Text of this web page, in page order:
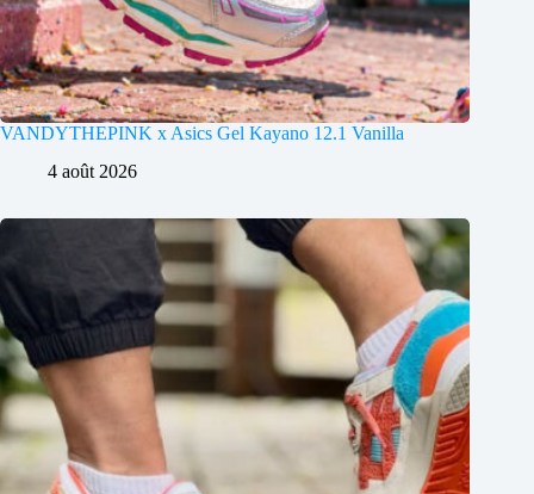
VANDYTHEPINK x Asics Gel Kayano 12.1 Vanilla
4 août 2026